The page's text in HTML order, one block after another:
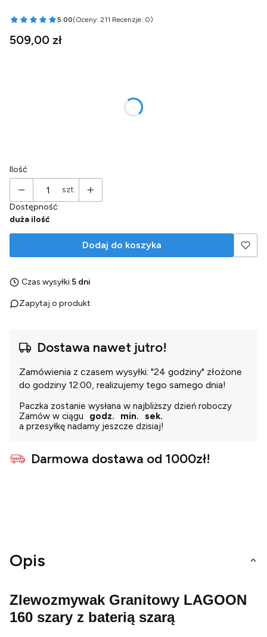
5.00(Oceny: 211 Recenzje: 0)
Przejdź do sekcji Opinie
Cena
509,00 zł
Ilość
szt.
Dostępność:
duża ilość
Dodaj do koszyka
Czas wysyłki:5 dni
Zapytaj o produkt
Dostawa nawet jutro!
Zamówienia z czasem wysyłki: "24 godziny" złożone
do godziny 12:00, realizujemy tego samego dnia!
Paczka zostanie wysłana w najbliższy dzień roboczy
Zamów w ciągu
godz. min.
sek.
a przesyłkę nadamy jeszcze dzisiaj!
Darmowa dostawa od 1000zł!
Opis
Zlewozmywak Granitowy LAGOON
160 szary z baterią szarą